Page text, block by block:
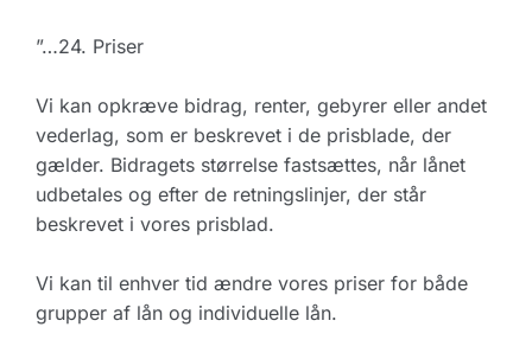
”…24. Priser
Vi kan opkræve bidrag, renter, gebyrer eller andet
vederlag, som er beskrevet i de prisblade, der
gælder. Bidragets størrelse fastsættes, når lånet
udbetales og efter de retningslinjer, der står
beskrevet i vores prisblad.
Vi kan til enhver tid ændre vores priser for både
grupper af lån og individuelle lån.